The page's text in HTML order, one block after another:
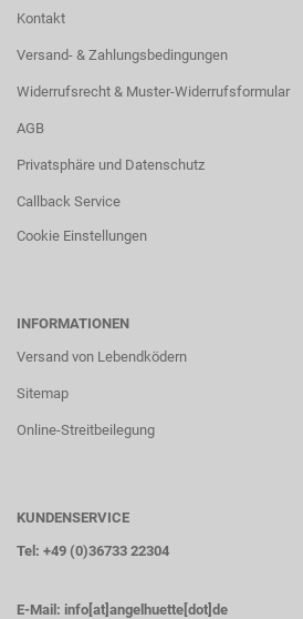
Kontakt
Versand- & Zahlungsbedingungen
Widerrufsrecht & Muster-Widerrufsformular
AGB
Privatsphäre und Datenschutz
Callback Service
Cookie Einstellungen
INFORMATIONEN
Versand von Lebendködern
Sitemap
Online-Streitbeilegung
KUNDENSERVICE
Tel: +49 (0)36733 22304
E-Mail: info[at]angelhuette[dot]de